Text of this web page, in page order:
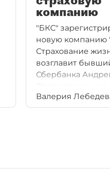
компанию
"БКС"
новую компанию
Страхование
возглавит
Сбербанка
самым
сегментом в
Валерия